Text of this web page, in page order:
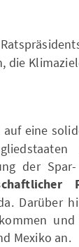
die
eine
der
Darüber
Mexiko an.